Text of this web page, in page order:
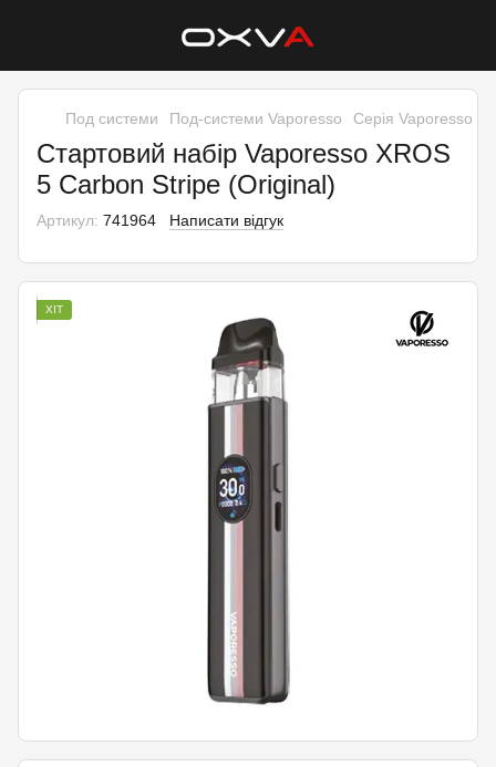
Под системи Под-системи Vaporesso Серія Vaporesso
Стартовий набір Vaporesso XROS
5 Carbon Stripe (Original)
Артикул: 741964 Написати відгук
ХІТ